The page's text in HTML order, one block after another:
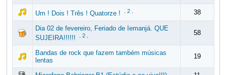
Um ! Dois ! Três ! Quatorze ! 2. 38
Dia 02 de fevereiro, Feriado de Iemanjá. QUE
SUJEIRA!!!!!!
2. 58
Bandas de rock que fazem também músicas
lentas
19